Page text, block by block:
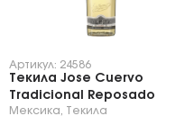
Артикул: 24586
Текила Jose Cuervo
Tradicional Reposado
Мексика Текила